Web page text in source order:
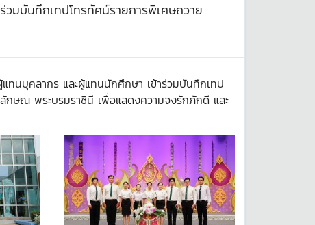
มบันทึกเทปโทรทัศน์รายการพิเศษถวาย
นบุคลากร และผู้แทนนักศึกษา เข้าร่วมบันทึกเทป
กษณ พระบรมราชินี เพื่อแสดงความจงรักภักดี และ